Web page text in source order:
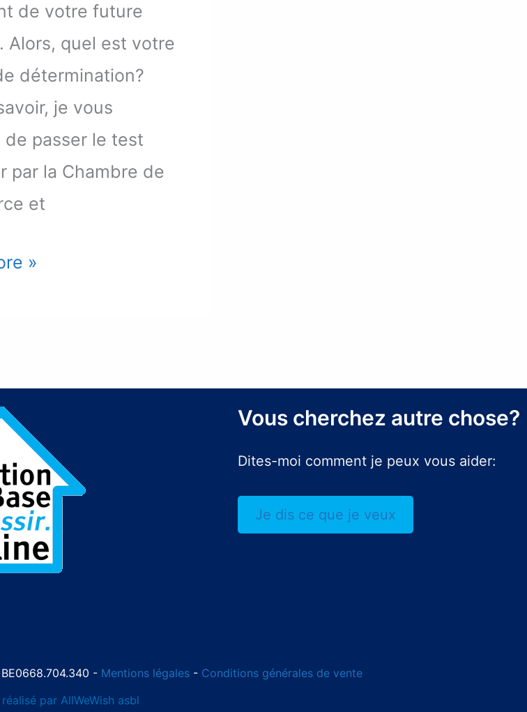
de votre future
Alors, quel est votre
détermination?
je vous
de passer le test
par la Chambre de
et
»
Vous cherchez autre chose?
Dites-moi comment je peux vous aider:
Je dis ce que je veux
- Mentions légales - Conditions générales de vente
par AllWeWish asbl